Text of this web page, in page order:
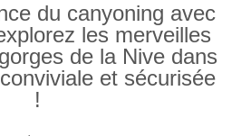
du canyoning avec
les merveilles
de la Nive dans
et sécurisée
!